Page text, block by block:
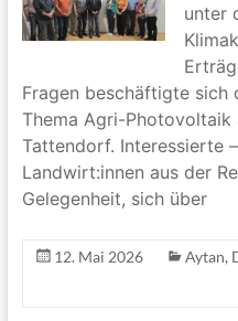
unter
Fragen beschäftigte sich
Thema Agri-Photovoltaik
Tattendorf. Interessierte
Landwirt:innen aus der
Gelegenheit, sich über
12. Mai 2026 Aytan,